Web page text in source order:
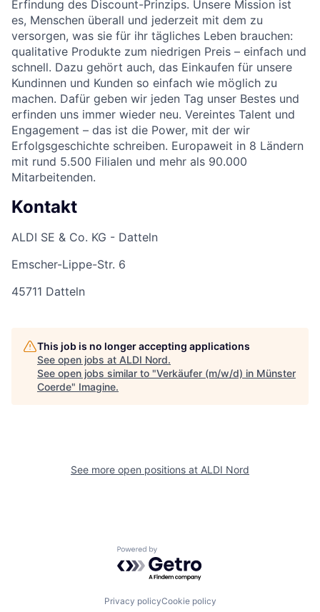
Erfindung des Discount-Prinzips. Unsere Mission ist
es, Menschen überall und jederzeit mit dem zu
versorgen, was sie für ihr tägliches Leben brauchen:
qualitative Produkte zum niedrigen Preis – einfach und
schnell. Dazu gehört auch, das Einkaufen für unsere
Kundinnen und Kunden so einfach wie möglich zu
machen. Dafür geben wir jeden Tag unser Bestes und
erfinden uns immer wieder neu. Vereintes Talent und
Engagement – das ist die Power, mit der wir
Erfolgsgeschichte schreiben. Europaweit in 8 Ländern
mit rund 5.500 Filialen und mehr als 90.000
Mitarbeitenden.
Kontakt
ALDI SE & Co. KG - Datteln
Emscher-Lippe-Str. 6
45711 Datteln
This job is no longer accepting applications
See open jobs at ALDI Nord.
See open jobs similar to "Verkäufer (m/w/d) in Münster
Coerde" Imagine.
See more open positions at ALDI Nord
Powered by Getro.com
Privacy policyCookie policy